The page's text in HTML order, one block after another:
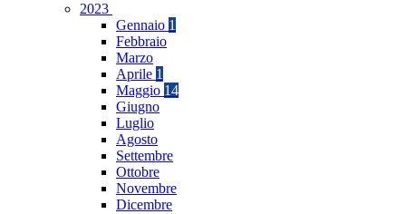
2023
Gennaio 1
Febbraio
Marzo
Aprile 1
Maggio 14
Giugno
Luglio
Agosto
Settembre
Ottobre
Novembre
Dicembre